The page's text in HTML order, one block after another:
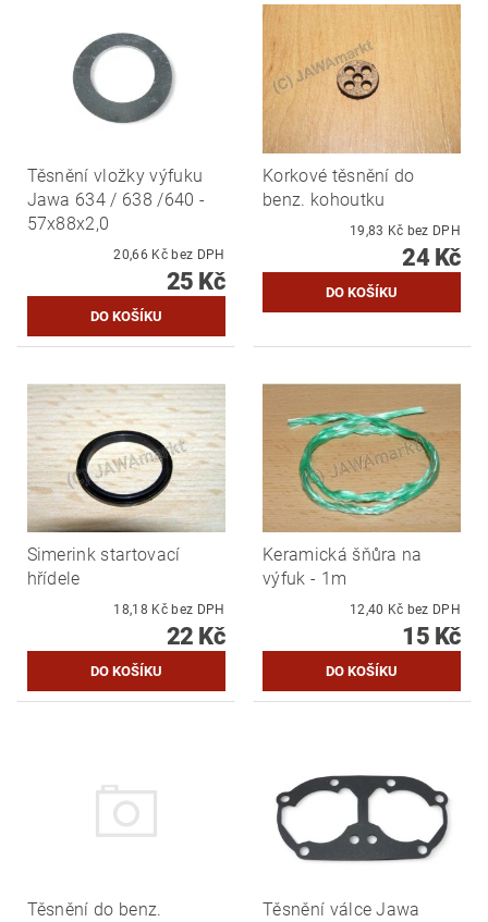
Těsnění vložky výfuku
Jawa 634 / 638 /640 -
57x88x2,0
20,66 Kč bez DPH
25 Kč
Korkové těsnění do
benz. kohoutku
19,83 Kč bez DPH
24 Kč
Simerink startovací
hřídele
18,18 Kč bez DPH
22 Kč
Keramická šňůra na
výfuk - 1m
12,40 Kč bez DPH
15 Kč
Těsnění do benz.
Těsnění válce Jawa